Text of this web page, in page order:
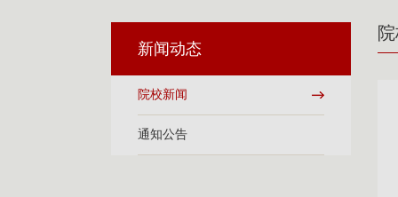
新闻动态
院校新闻
通知公告